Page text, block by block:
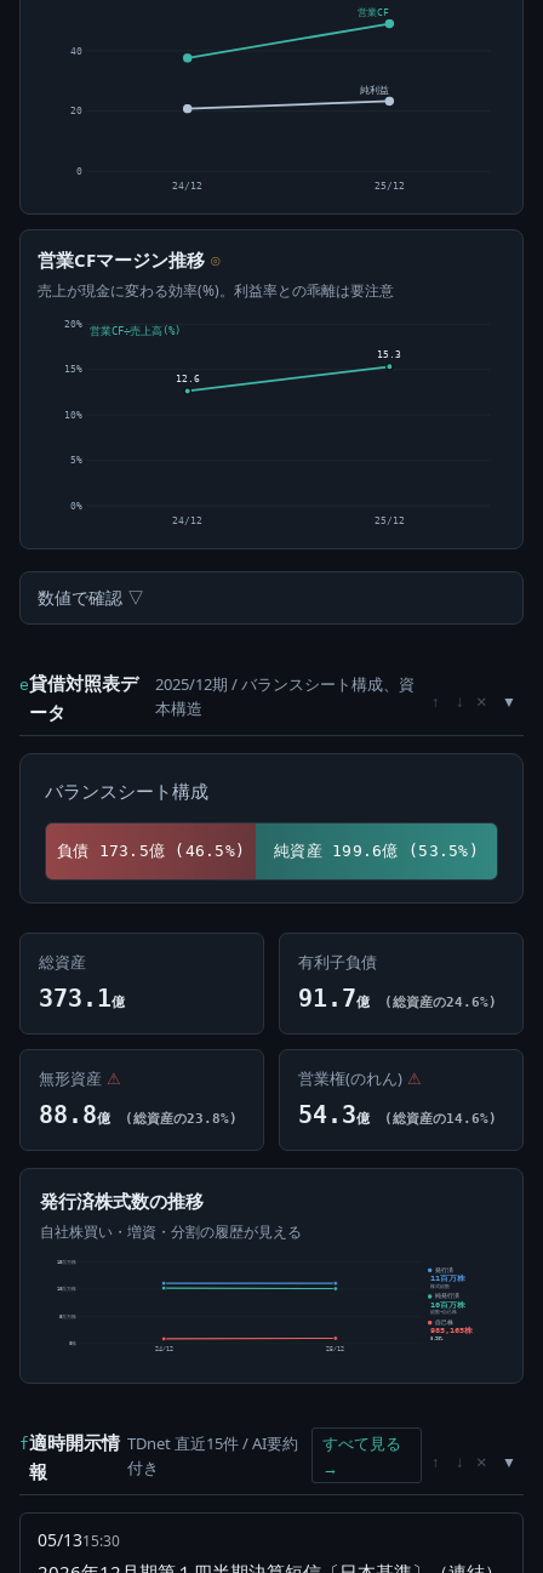
0
20
40
営業CF
純利益
24/12 25/12
営業CFマージン推移 ⊙
売上が現金に変わる効率(%)。利益率との乖離は要注意
0%
5%
10%
15%
20%
12.6
24/12
15.3
25/12
営業CF÷売上高(%)
数値で確認 ▽
e貸借対照表デ
ータ
2025/12期 / バランスシート構成、資
本構造
↑ ↓ ×
バランスシート構成
負債 173.5億 (46.5%) 純資産 199.6億 (53.5%)
総資産
373.1億
有利子負債
91.7億 (総資産の24.6%)
無形資産 ⚠
88.8億 (総資産の23.8%)
営業権(のれん) ⚠
54.3億 (総資産の14.6%)
発行済株式数の推移
自社株買い・増資・分割の履歴が見える
0株
5百万株
10百万株
15百万株
24/12 25/12
発行済
11百万株
株式総数
純発行済
10百万株
総数-自己株
自己株
985,165株
8.90%
f適時開示情
報
TDnet 直近15件 / AI要約
付き
すべて見る
→
↑ ↓ ×
05/1315:30